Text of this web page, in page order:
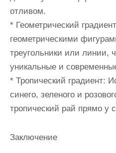
отливом.
* Геометрический
геометрическими
треугольники или линии,
уникальные и
* Тропический градиент:
синего, зеленого и
тропический рай прямо у
Заключение